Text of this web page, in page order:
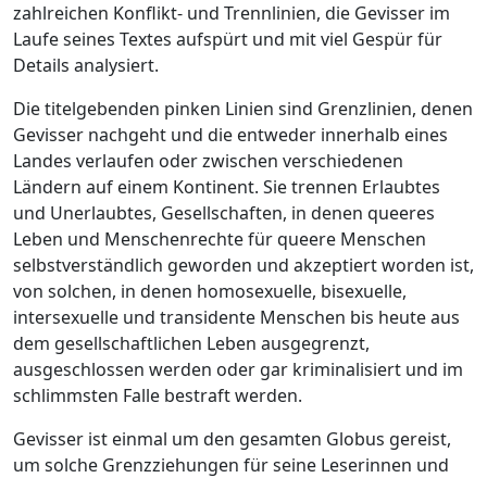
zahlreichen Konflikt- und Trennlinien, die Gevisser im
Laufe seines Textes aufspürt und mit viel Gespür für
Details analysiert.
Die titelgebenden pinken Linien sind Grenzlinien, denen
Gevisser nachgeht und die entweder innerhalb eines
Landes verlaufen oder zwischen verschiedenen
Ländern auf einem Kontinent. Sie trennen Erlaubtes
und Unerlaubtes, Gesellschaften, in denen queeres
Leben und Menschenrechte für queere Menschen
selbstverständlich geworden und akzeptiert worden ist,
von solchen, in denen homosexuelle, bisexuelle,
intersexuelle und transidente Menschen bis heute aus
dem gesellschaftlichen Leben ausgegrenzt,
ausgeschlossen werden oder gar kriminalisiert und im
schlimmsten Falle bestraft werden.
Gevisser ist einmal um den gesamten Globus gereist,
um solche Grenzziehungen für seine Leserinnen und